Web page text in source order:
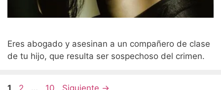
Eres abogado y asesinan a un compañero de clase
de tu hijo, que resulta ser sospechoso del crimen.
Página
Página Página